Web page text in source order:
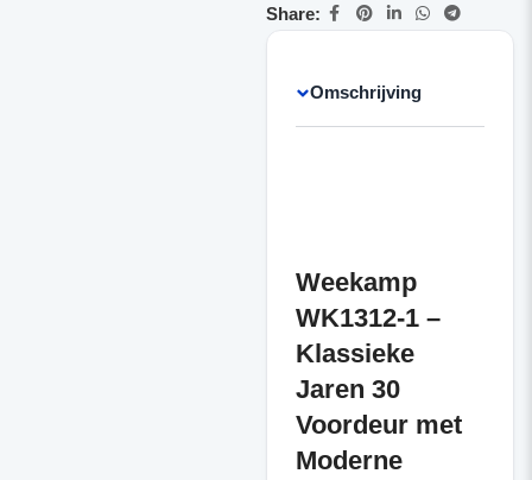
Share:
Omschrijving
Weekamp
WK1312-1 –
Klassieke
Jaren 30
Voordeur met
Moderne